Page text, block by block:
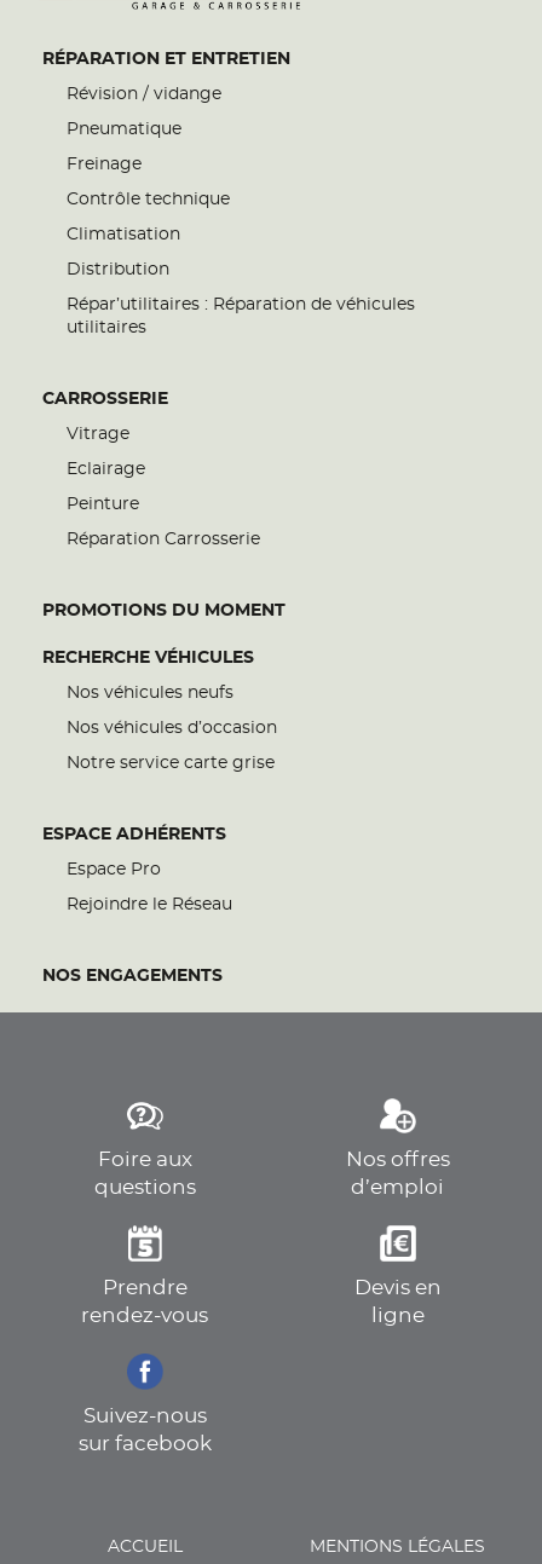
RÉPARATION ET ENTRETIEN
Révision / vidange
Pneumatique
Freinage
Contrôle technique
Climatisation
Distribution
Répar’utilitaires : Réparation de véhicules
utilitaires
CARROSSERIE
Vitrage
Eclairage
Peinture
Réparation Carrosserie
PROMOTIONS DU MOMENT
RECHERCHE VÉHICULES
Nos véhicules neufs
Nos véhicules d’occasion
Notre service carte grise
ESPACE ADHÉRENTS
Espace Pro
Rejoindre le Réseau
NOS ENGAGEMENTS
Foire aux
questions
Nos offres
d’emploi
Prendre
rendez-vous
Devis en
ligne
Suivez-nous
sur facebook
ACCUEIL MENTIONS LÉGALES